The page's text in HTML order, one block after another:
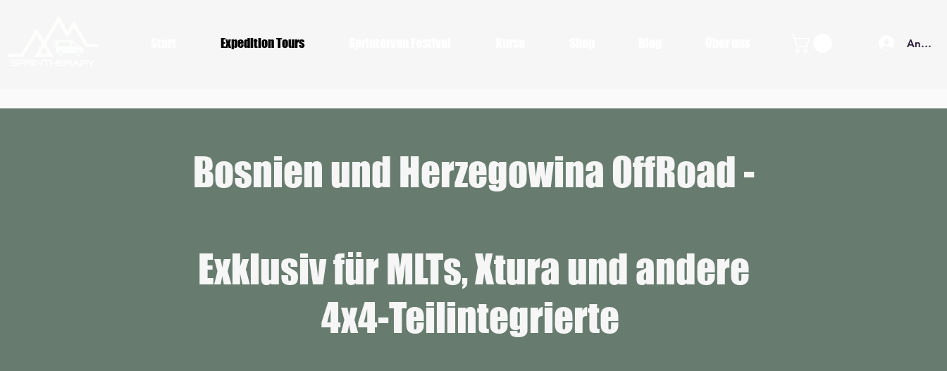
Expedition Tours
Bosnien und Herzegowina OffRoad -
Exklusiv für MLTs, Xtura und andere
4x4-Teilintegrierte